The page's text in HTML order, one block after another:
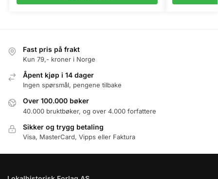
Fast pris på frakt
Kun 79,- kroner i Norge
Åpent kjøp i 14 dager
Ingen spørsmål, pengene tilbake
Over 100.000 bøker
40.000 bruktbøker, og over 4.000 forfattere
Sikker og trygg betaling
Visa, MasterCard, Vipps eller Faktura